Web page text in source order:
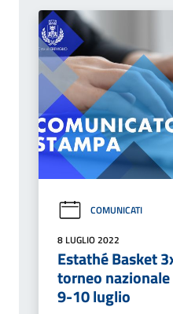
COMUNICATI
8 LUGLIO 2022
Estathé Basket
torneo
9-10 luglio